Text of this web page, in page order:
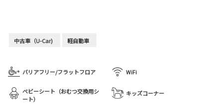
中古車（U-Car) 軽自動車
バリアフリー/フラットフロア WiFi
ベビーシート（おむつ交換用シ
ート）
キッズコーナー